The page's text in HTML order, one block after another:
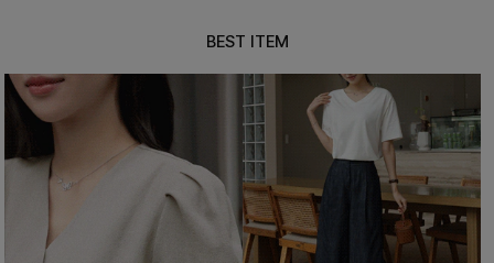
BEST ITEM